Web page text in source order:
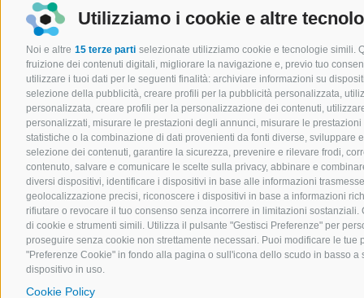
Utilizziamo i cookie e altre
Noi e altre 15 terze parti selezionate utilizziamo cookie e tecnologie simili.
fruizione dei contenuti digitali, migliorare la navigazione e, previo tuo
utilizzare i tuoi dati per le seguenti finalità: archiviare informazioni su
selezione della pubblicità, creare profili per la pubblicità personalizzata,
personalizzata, creare profili per la personalizzazione dei contenuti,
personalizzati, misurare le prestazioni degli annunci, misurare le
statistiche o la combinazione di dati provenienti da fonti diverse, sviluppare
selezione dei contenuti, garantire la sicurezza, prevenire e rilevare frodi,
contenuto, salvare e comunicare le scelte sulla privacy, abbinare e
diversi dispositivi, identificare i dispositivi in base alle informazioni
geolocalizzazione precisi, riconoscere i dispositivi in base a informazioni
rifiutare o revocare il tuo consenso senza incorrere in limitazioni
di cookie e strumenti simili. Utilizza il pulsante "Gestisci Preferenze" per
proseguire senza cookie non strettamente necessari. Puoi modificare le
"Preferenze Cookie" in fondo alla pagina o sull'icona dello scudo in basso
dispositivo in uso.
Cookie Policy